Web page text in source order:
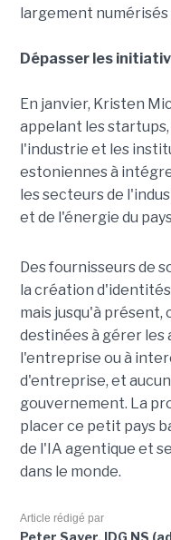
largement numérisés
Dépasser les
En janvier, Kristen
appelant les
l'industrie et les
estoniennes à
les secteurs de
et de l'énergie du
Des fournisseurs de
la création
mais jusqu'à
destinées à gérer les
l'entreprise ou à
d'entreprise, et
gouvernement. La
placer ce petit pays
de l'IA agentique et
dans le monde.
Article rédigé par
Peter Sayer, IDG NS